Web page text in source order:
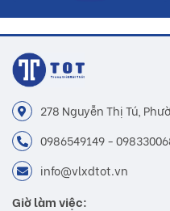
278 Nguyễn Thị Tú,
0986549149 -
info@vlxdtot.vn
Giờ làm việc: